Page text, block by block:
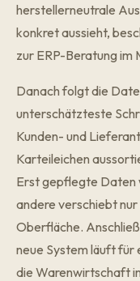
herstellerneutrale
konkret aussieht,
zur ERP-Beratung im
Danach folgt die
unterschätzteste
Kunden- und
Karteileichen
Erst gepflegte Daten
andere verschiebt nur
Oberfläche.
neue System läuft für
die Warenwirtschaft